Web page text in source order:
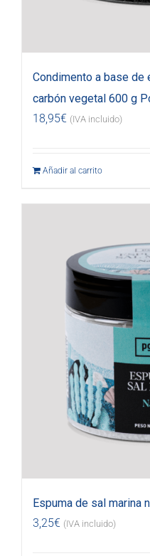
Condimento a base de
carbón vegetal 600 g
18,95€ (IVA incluido)
Añadir al carrito
Espuma de sal marina
3,25€ (IVA incluido)